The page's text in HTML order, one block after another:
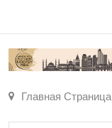
Главная Страница